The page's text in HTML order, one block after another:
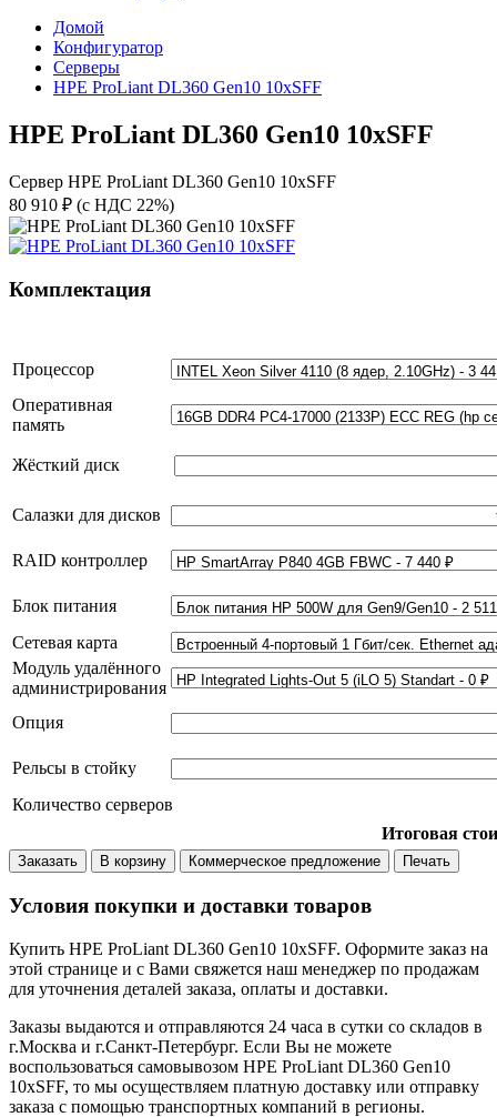
Домой
Конфигуратор
Серверы
HPE ProLiant DL360 Gen10 10xSFF
HPE ProLiant DL360 Gen10 10xSFF
Сервер HPE ProLiant DL360 Gen10 10xSFF
80 910 ₽ (с НДС 22%)
Комплектация
Процессор
Оперативная
память
Жёсткий диск
Салазки для дисков
RAID контроллер
Блок питания
Сетевая карта
Модуль удалённого
администрирования
Опция
Рельсы в стойку
Количество серверов
Итоговая
Заказать В корзину Коммерческое предложение Печать
Условия покупки и доставки товаров
Купить HPE ProLiant DL360 Gen10 10xSFF. Оформите заказ на
этой странице и с Вами свяжется наш менеджер по продажам
для уточнения деталей заказа, оплаты и доставки.
Заказы выдаются и отправляются 24 часа в сутки со складов в
г.Москва и г.Санкт-Петербург. Если Вы не можете
воспользоваться самовывозом HPE ProLiant DL360 Gen10
10xSFF, то мы осуществляем платную доставку или отправку
заказа с помощью транспортных компаний в регионы.